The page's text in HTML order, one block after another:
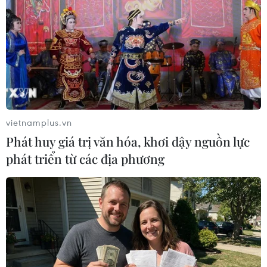
Lực lượng chức năng tỉnh Thanh Hóa kiểm tra hàng hoá vi
phạm tại cơ sở kinh doanh vàng bạc Ngọc Minh. (Ảnh: TTXVN
Ông Nguyễn Thanh Bình cho biết thêm, ngay
sau khi nhận nhiệm vụ, liên tiếp trong những
ngày gần đây, lực lượng quản lý thị trường các
tỉnh, thành phố như: Hà Nội, An Giang, Tiền
Giang, Đồng Tháp, Long An, Đắk Lắk, Bắc Kạn,
Thanh Hóa, Cần Thơ, Quảng Ninh... đã liên tục
tiến hành kiểm tra nhiều điểm kinh doanh vàng
vietnamplus.vn
Phát huy giá trị văn hóa, khơi dậy nguồn lực
phát triển từ các địa phương